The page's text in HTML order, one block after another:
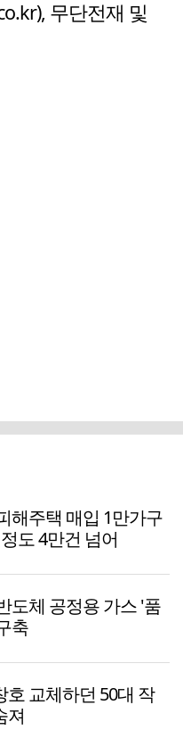
무단전재 및
해주택 매입 1만가구
도 4만건 넘어
도체 공정용 가스 '품
축
호 교체하던 50대 작
져